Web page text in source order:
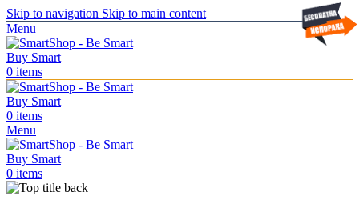
Skip to navigation Skip to main content
Menu
0 items
0 items
Menu
0 items